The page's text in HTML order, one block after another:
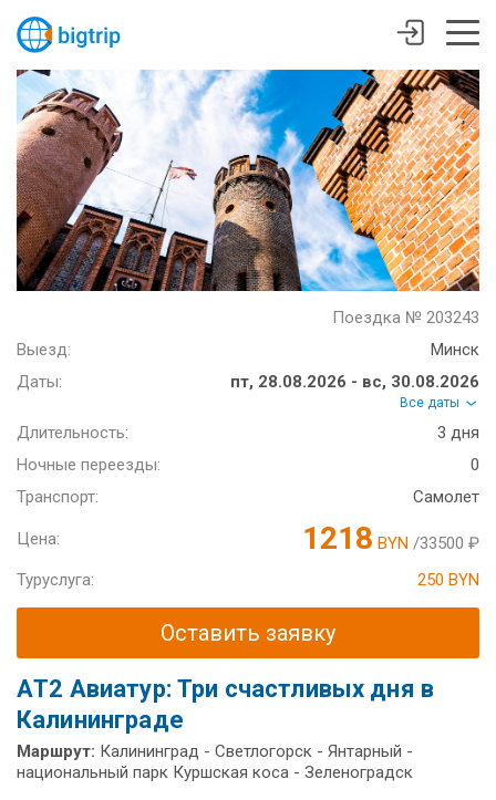
Поездка № 203243
Выезд:
Минск
Даты:
пт, 28.08.2026 - вс, 30.08.2026
Все даты
Длительность:
3 дня
Ночные переезды:
0
Транспорт:
Самолет
Цена: 1218 BYN /33500 ₽
Туруслуга:
250 BYN
Оставить заявку
АT2 Авиатур: Три счастливых дня в
Калининграде
Маршрут: Калининград - Светлогорск - Янтарный -
национальный парк Куршская коса - Зеленоградск